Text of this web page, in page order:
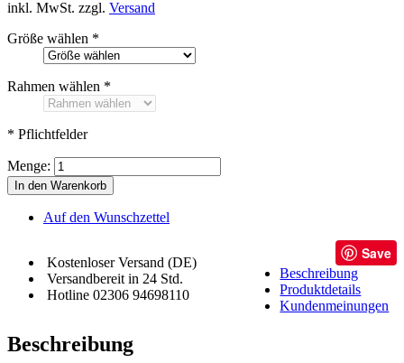
inkl. MwSt. zzgl. Versand
Größe wählen *
Rahmen wählen *
* Pflichtfelder
Menge:
In den Warenkorb
Auf den Wunschzettel
Kostenloser Versand (DE)
Versandbereit in 24 Std.
Hotline 02306 94698110
Save
Beschreibung
Produktdetails
Kundenmeinungen
Beschreibung